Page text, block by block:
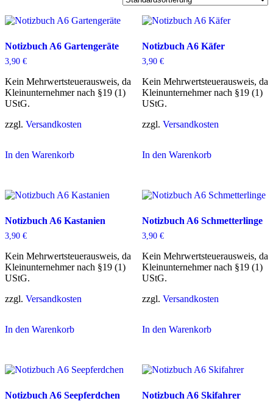
Notizbuch A6 Gartengeräte
3,90 €
Kein Mehrwertsteuerausweis, da
Kleinunternehmer nach §19 (1)
UStG.
zzgl. Versandkosten
In den Warenkorb
Notizbuch A6 Käfer
3,90 €
Kein Mehrwertsteuerausweis, da
Kleinunternehmer nach §19 (1)
UStG.
zzgl. Versandkosten
In den Warenkorb
Notizbuch A6 Kastanien
3,90 €
Kein Mehrwertsteuerausweis, da
Kleinunternehmer nach §19 (1)
UStG.
zzgl. Versandkosten
In den Warenkorb
Notizbuch A6 Schmetterlinge
3,90 €
Kein Mehrwertsteuerausweis, da
Kleinunternehmer nach §19 (1)
UStG.
zzgl. Versandkosten
In den Warenkorb
Notizbuch A6 Seepferdchen Notizbuch A6 Skifahrer